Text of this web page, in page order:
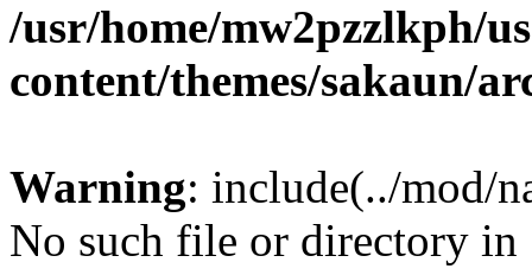
/usr/home/mw2pzzlkph/
content/themes/sakaun/
Warning: include(../mod/
No such file or directory in